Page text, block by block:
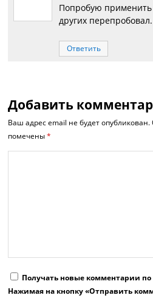
Попробую применить
других
Ответить
Добавить
Ваш адрес email не будет опубликован.
помечены*
Получать новые комментарии по
Нажимая на кнопку «Отправить